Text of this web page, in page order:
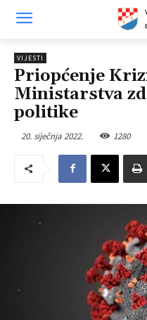
VIJESTI
Priopćenje
Ministarstva
politike
20. siječnja 2022. 1280